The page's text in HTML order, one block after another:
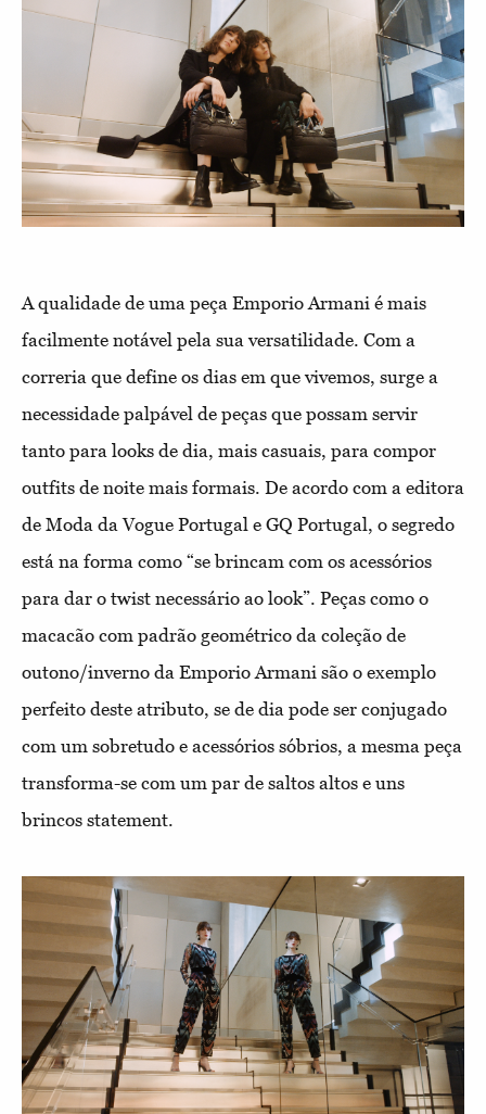
A qualidade de uma peça Emporio Armani é mais
facilmente notável pela sua versatilidade. Com a
correria que define os dias em que vivemos, surge a
necessidade palpável de peças que possam servir
tanto para looks de dia, mais casuais, para compor
outfits de noite mais formais. De acordo com a editora
de Moda da Vogue Portugal e GQ Portugal, o segredo
está na forma como “se brincam com os acessórios
para dar o twist necessário ao look”. Peças como o
macacão com padrão geométrico da coleção de
outono/inverno da Emporio Armani são o exemplo
perfeito deste atributo, se de dia pode ser conjugado
com um sobretudo e acessórios sóbrios, a mesma peça
transforma-se com um par de saltos altos e uns
brincos statement.